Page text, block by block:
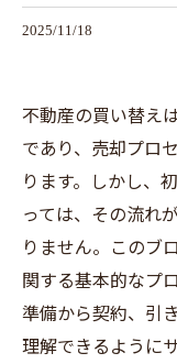
2025/11/18
不動産の買い替え
であり、売却プロ
ります。しかし、
っては、その流れ
りません。このブ
関する基本的なプ
準備から契約、引
理解できるように